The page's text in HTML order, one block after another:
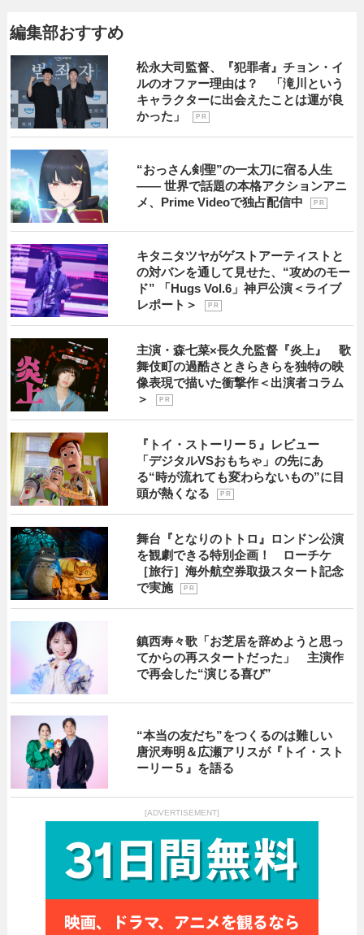
編集部おすすめ
松永大司監督、『犯罪者』チョン・イ
ルのオファー理由は？ 「滝川という
キャラクターに出会えたことは運が良
かった」
P R
“おっさん剣聖”の一太刀に宿る人生
―― 世界で話題の本格アクションアニ
メ、Prime Videoで独占配信中
P R
キタニタツヤがゲストアーティストと
の対バンを通して見せた、“攻めのモー
ド” 「Hugs Vol.6」神戸公演＜ライブ
レポート＞
P R
主演・森七菜×長久允監督『炎上』 歌
舞伎町の過酷さときらきらを独特の映
像表現で描いた衝撃作＜出演者コラム
＞
P R
『トイ・ストーリー５』レビュー
「デジタルVSおもちゃ」の先にあ
る“時が流れても変わらないもの”に目
頭が熱くなる
P R
舞台『となりのトトロ』ロンドン公演
を観劇できる特別企画！ ローチケ
［旅行］海外航空券取扱スタート記念
で実施
P R
鎮西寿々歌「お芝居を辞めようと思っ
てからの再スタートだった」 主演作
で再会した“演じる喜び”
“本当の友だち”をつくるのは難しい
唐沢寿明＆広瀬アリスが『トイ・スト
ーリー５』を語る
[ADVERTISEMENT]